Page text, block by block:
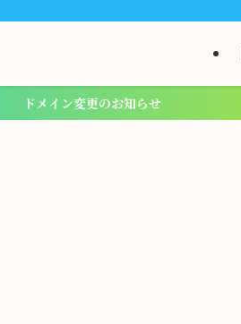
ドメイン変更のお知らせ